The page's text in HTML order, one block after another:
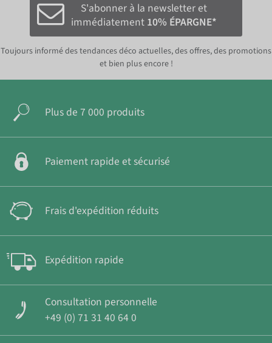
S'abonner à la newsletter et
immédiatement 10% ÉPARGNE*
Toujours informé des tendances déco actuelles, des offres, des promotions
et bien plus encore !
Plus de 7 000 produits
Paiement rapide et sécurisé
Frais d'expédition réduits
Expédition rapide
Consultation personnelle
+49 (0) 71 31 40 64 0